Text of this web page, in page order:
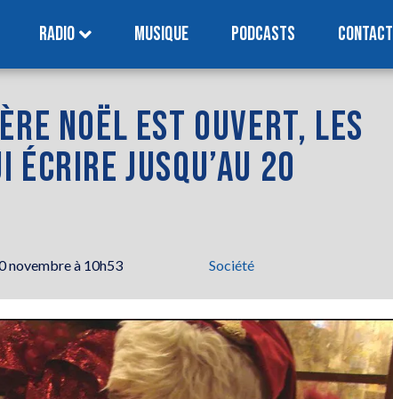
RADIO MUSIQUE PODCASTS CONTACT
NOËL EST OUVERT, LES
JUSQU’AU 20
novembre à 10h53 Société